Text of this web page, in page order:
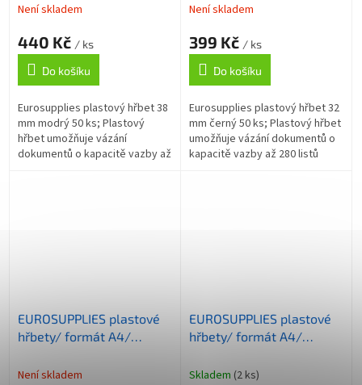
Není skladem
440 Kč / ks
Do košíku
Eurosupplies plastový hřbet 38
mm modrý 50 ks; Plastový
hřbet umožňuje vázání
dokumentů o kapacitě vazby až
Není skladem
399 Kč / ks
Do košíku
Eurosupplies plastový hřbet 32
mm černý 50 ks; Plastový hřbet
umožňuje vázání dokumentů o
kapacitě vazby až 280 listů
EUROSUPPLIES plastové
hřbety/ formát A4/
Není skladem
EUROSUPPLIES plastové
hřbety/ formát A4/
Skladem (2 ks)